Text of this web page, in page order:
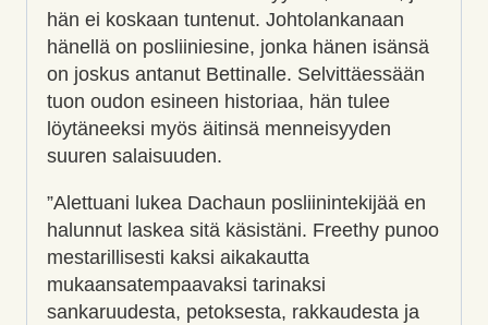
hän ei koskaan tuntenut. Johtolankanaan
hänellä on posliiniesine, jonka hänen isänsä
on joskus antanut Bettinalle. Selvittäessään
tuon oudon esineen historiaa, hän tulee
löytäneeksi myös äitinsä menneisyyden
suuren salaisuuden.
”Alettuani lukea Dachaun posliinintekijää en
halunnut laskea sitä käsistäni. Freethy punoo
mestarillisesti kaksi aikakautta
mukaansatempaavaksi tarinaksi
sankaruudesta, petoksesta, rakkaudesta ja